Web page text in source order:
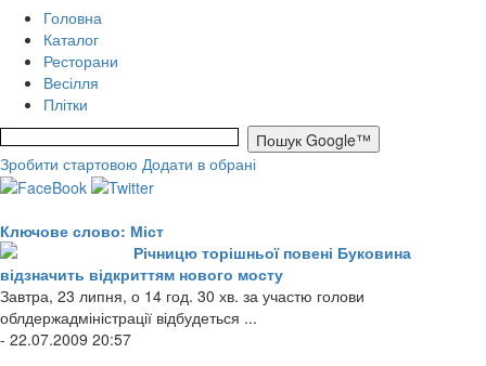
Головна
Каталог
Ресторани
Весілля
Плітки
Зробити стартовою Додати в обрані
Ключове слово: Міст
Річницю торішньої повені Буковина
відзначить відкриттям нового мосту
Завтра, 23 липня, о 14 год. 30 хв. за участю голови
облдержадміністрації відбудеться ...
- 22.07.2009 20:57